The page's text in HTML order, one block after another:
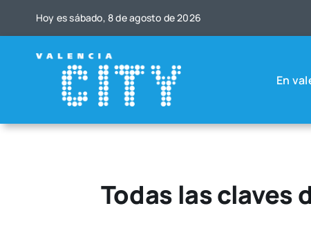
Hoy es sába­do, 8 de agos­to de 2026
En
Todas las claves